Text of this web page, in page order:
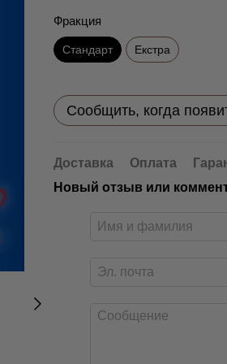
Фракция
Стандарт Екстра
Сообщить, когда
Доставка Оплата
Новый отзыв или